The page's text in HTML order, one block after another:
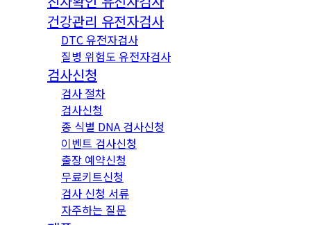
건강관리 유전자검사
DTC 유전자검사
질병 위험도 유전자검사
검사신청
검사 절차
검사신청
종 식별 DNA 검사신청
이벤트 검사신청
출장 예약신청
무료키트신청
검사 신청 서류
자주하는 질문